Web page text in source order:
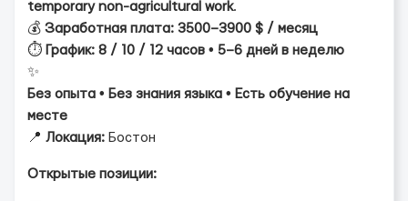
temporary non-agricultural work.
💰 Заработная плата: 3500–3900 $ / месяц
⏱️
График: 8 / 10 / 12 часов • 5–6 дней в неделю
✨
Без опыта • Без знания языка • Есть обучение на
месте
📍 Локация: Бостон
Открытые позиции: